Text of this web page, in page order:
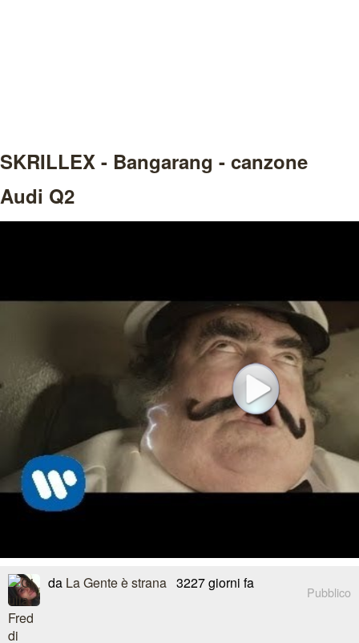
SKRILLEX - Bangarang - canzone
Audi Q2
da La Gente è strana 3227 giorni fa
Pubblico